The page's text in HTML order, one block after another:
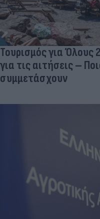
Τουρισμός για
για τις αιτήσεις –
συμμετάσχουν